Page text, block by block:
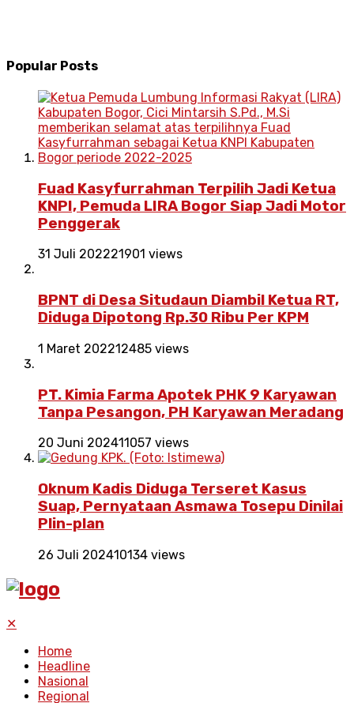
Popular Posts
Fuad Kasyfurrahman Terpilih Jadi Ketua
KNPI, Pemuda LIRA Bogor Siap Jadi Motor
Penggerak
31 Juli 202221901 views
BPNT di Desa Situdaun Diambil Ketua RT,
Diduga Dipotong Rp.30 Ribu Per KPM
1 Maret 202212485 views
PT. Kimia Farma Apotek PHK 9 Karyawan
Tanpa Pesangon, PH Karyawan Meradang
20 Juni 202411057 views
Oknum Kadis Diduga Terseret Kasus
Suap, Pernyataan Asmawa Tosepu Dinilai
Plin-plan
26 Juli 202410134 views
✕
Home
Headline
Nasional
Regional